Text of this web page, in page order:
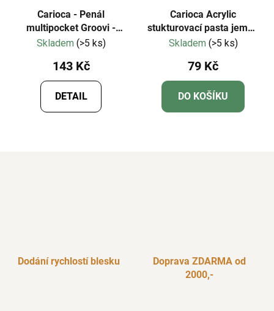
Carioca - Penál
multipocket Groovi -
prázdný
Skladem (>5 ks)
143 Kč
DETAIL
Carioca Acrylic
stukturovací pasta jemná
75 ml
Skladem (>5 ks)
79 Kč
DO KOŠÍKU
Dodání rychlostí blesku
Doprava ZDARMA od
2000,-